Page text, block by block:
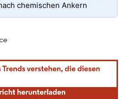
chemischen Ankern